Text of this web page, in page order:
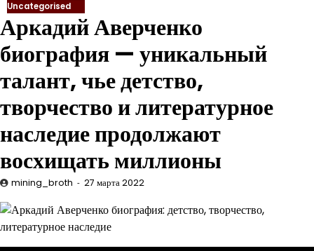
Uncategorised
Аркадий Аверченко
биография — уникальный
талант, чье детство,
творчество и литературное
наследие продолжают
восхищать миллионы
mining_broth 27 марта 2022